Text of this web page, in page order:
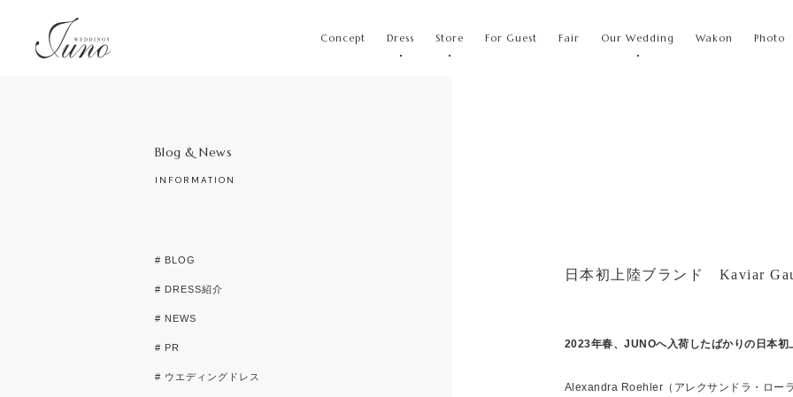
Concept Dress Store For Guest Fair Our Wedding Wakon Photo
Blog & News
INFORMATION
# BLOG
# DRESS紹介
# NEWS
# PR
# ウエディングドレス
日本初上陸ブランド Kaviar
2023年春、JUNOへ入荷したばかりの日本
Alexandra Roehler（アレクサンドラ・ロー